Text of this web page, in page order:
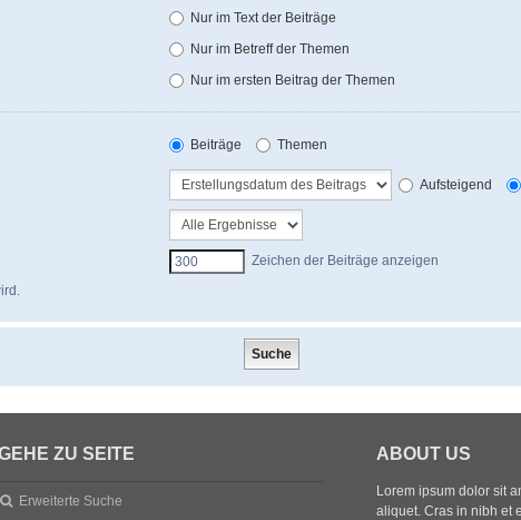
Nur im Text der Beiträge
Nur im Betreff der Themen
Nur im ersten Beitrag der Themen
Beiträge Themen
Aufsteigend
Zeichen der Beiträge anzeigen
ZU SEITE
Erweiterte Suche
ABOUT US
Lorem ipsum dolor sit
aliquet. Cras in nibh et